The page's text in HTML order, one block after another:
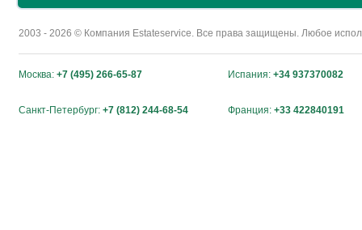
2003 - 2026 © Компания Estateservice. Все права защищены. Любое
Москва: +7 (495) 266-65-87 Испания: +34 937370082
Санкт-Петербург: +7 (812) 244-68-54 Франция: +33 422840191